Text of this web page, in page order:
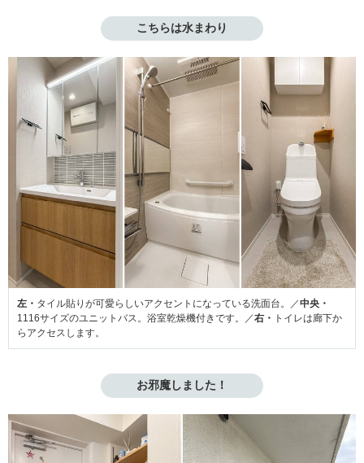
こちらは水まわり
左・ タイル貼りが可愛らしいアクセントになっている洗面台。／中央・
1116サイズのユニットバス。浴室乾燥機付きです。／右・ トイレは廊下か
らアクセスします。
お邪魔しました！